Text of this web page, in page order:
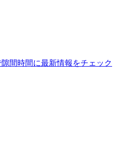
間時間に最新情報をチェック